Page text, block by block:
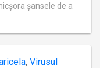
șansele de a
, Virusul